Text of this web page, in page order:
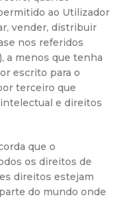
ao Utilizador
vender, distribuir
nos referidos
a menos que tenha
escrito para o
terceiro que
e direitos
que o
os direitos de
direitos estejam
do mundo onde